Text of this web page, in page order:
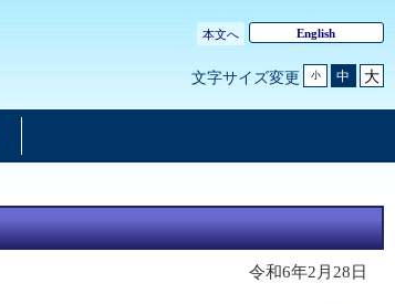
本文へ English
文字サイズ変更 小 中 大
令和6年2月28日